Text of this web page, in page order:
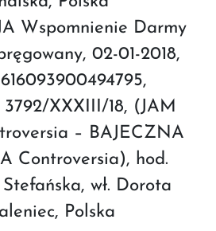
Wspomnienie Darmy
02-01-2018,
3792/XXXIII/18, (JAM
– BAJECZNA
Controversia), hod.
wł. Dorota
Polska